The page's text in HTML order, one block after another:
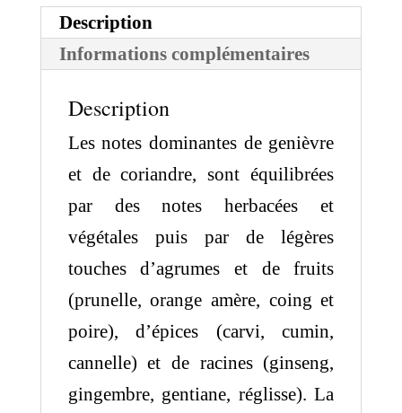
Description
Informations complémentaires
Description
Les notes dominantes de genièvre
et de coriandre, sont équilibrées
par des notes herbacées et
végétales puis par de légères
touches d’agrumes et de fruits
(prunelle, orange amère, coing et
poire), d’épices (carvi, cumin,
cannelle) et de racines (ginseng,
gingembre, gentiane, réglisse). La